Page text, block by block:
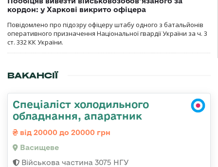
кордон: у Харкові викрито офіцера
Повідомлено про підозру офіцеру штабу одного з батальйонів
оперативного призначення Національної гвардії України за ч. 3
ст. 332 КК України.
ВАКАНСІЇ
Спеціаліст холодильного
обладнання, апаратник
від 20000 до 20000 грн
Васищеве
Військова частина 3075 НГУ